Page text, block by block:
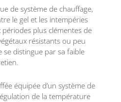
de système de chauffage,
le gel et les intempéries
plus clémentes de
résistants ou peu
se distingue par sa faible
équipée d’un système de
de la température